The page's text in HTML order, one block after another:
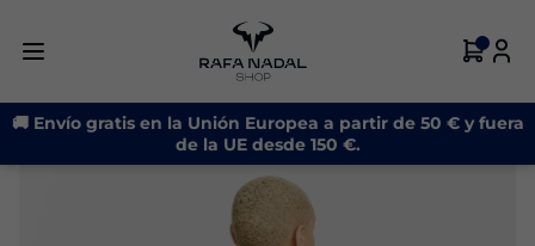
🚚 Envío gratis en la Unión Europea a partir de 50 € y fuera
de la UE desde 150 €.